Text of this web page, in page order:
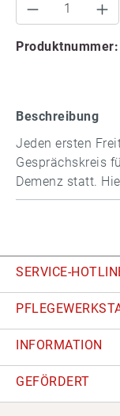
Produktnummer:
Beschreibung
Jeden ersten
Gesprächskreis
Demenz statt.
SERVICE-
INFORMATION
GEFÖRDERT